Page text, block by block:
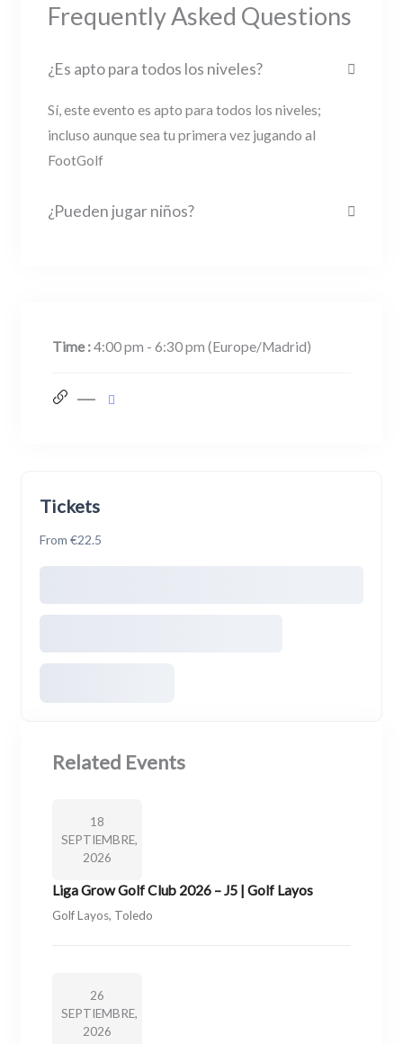
Frequently Asked Questions
¿Es apto para todos los niveles?
Sí, este evento es apto para todos los niveles;
incluso aunque sea tu primera vez jugando al
FootGolf
¿Pueden jugar niños?
Time :4:00 pm - 6:30 pm(Europe/Madrid)
Tickets
From €22.5
Related Events
18
SEPTIEMBRE,
2026
Liga Grow Golf Club 2026 – J5 | Golf Layos
Golf Layos, Toledo
26
SEPTIEMBRE,
2026